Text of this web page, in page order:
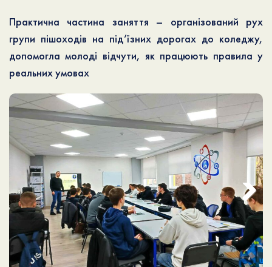
Практична частина заняття – організований рух
групи пішоходів на під’їзних дорогах до коледжу,
допомогла молоді відчути, як працюють правила у
реальних умовах
Next